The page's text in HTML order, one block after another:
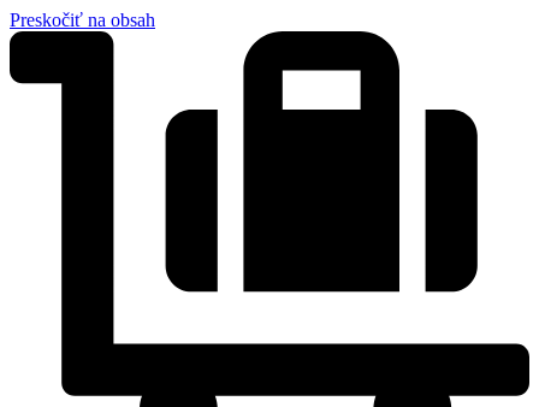
Preskočiť na obsah